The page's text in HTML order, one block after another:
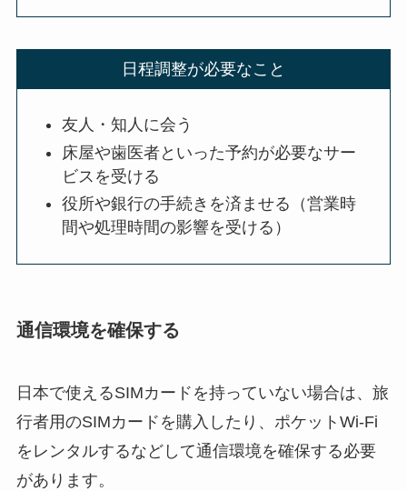
日程調整が必要なこと
友人・知人に会う
床屋や歯医者といった予約が必要なサー
ビスを受ける
役所や銀行の手続きを済ませる（営業時
間や処理時間の影響を受ける）
通信環境を確保する
日本で使えるSIMカードを持っていない場合は、旅
行者用のSIMカードを購入したり、ポケットWi-Fi
をレンタルするなどして通信環境を確保する必要
があります。